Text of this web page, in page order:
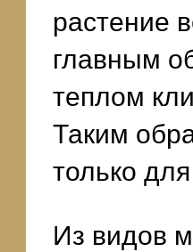
растение
главным
теплом
Таким
только
Из видов